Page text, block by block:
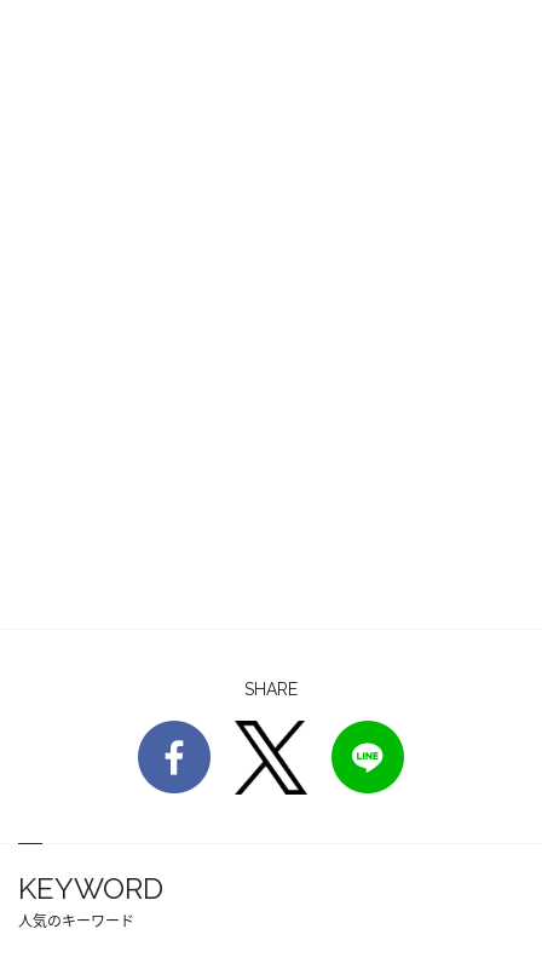
SHARE
KEYWORD
人気のキーワード